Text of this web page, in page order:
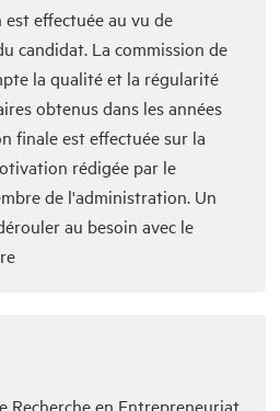
effectuée au vu de
candidat. La commission de
la qualité et la régularité
obtenus dans les années
finale est effectuée sur la
rédigée par le
de l'administration. Un
au besoin avec le
Recherche en Entrepreneuriat